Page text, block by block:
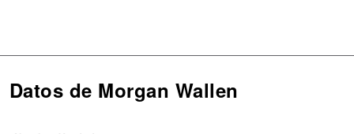
Datos de Morgan Wallen